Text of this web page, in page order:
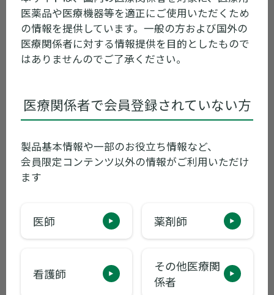
医薬品や医療機器等を適正にご使用いただくため
の情報を提供しています。一般の方および国外の
医療関係者に対する情報提供を目的としたもので
はありませんのでご了承ください。
医療関係者で会員登録されていない方
製品基本情報や一部のお役立ち情報など、
会員限定コンテンツ以外の情報がご利用いただけ
ます
医師 薬剤師
看護師
その他医療関
係者
2026年05月12日 販売中止
セタプリル錠25mg 販売中止予定のご案内
2025年09月09日 電子添文改訂
の注意改訂のお知らせ
2024年10月08日
セタプリル錠25mg 使用上の注意改訂のお
知らせ
2024年05月07日 包装変更